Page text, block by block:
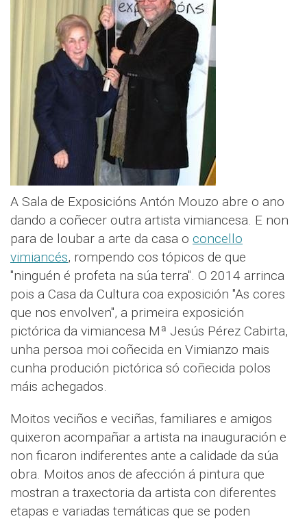
A Sala de Exposicións Antón Mouzo abre o ano
dando a coñecer outra artista vimiancesa. E non
para de loubar a arte da casa o concello
vimiancés, rompendo cos tópicos de que
"ninguén é profeta na súa terra". O 2014 arrinca
pois a Casa da Cultura coa exposición "As cores
que nos envolven", a primeira exposición
pictórica da vimiancesa Mª Jesús Pérez Cabirta,
unha persoa moi coñecida en Vimianzo mais
cunha produción pictórica só coñecida polos
máis achegados.
Moitos veciños e veciñas, familiares e amigos
quixeron acompañar a artista na inauguración e
non ficaron indiferentes ante a calidade da súa
obra. Moitos anos de afección á pintura que
mostran a traxectoria da artista con diferentes
etapas e variadas temáticas que se poden